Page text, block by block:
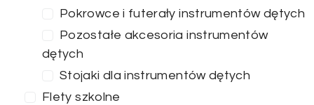
Pokrowce i futerały instrumentów dętych
Pozostałe akcesoria instrumentów
dętych
Stojaki dla instrumentów dętych
Flety szkolne